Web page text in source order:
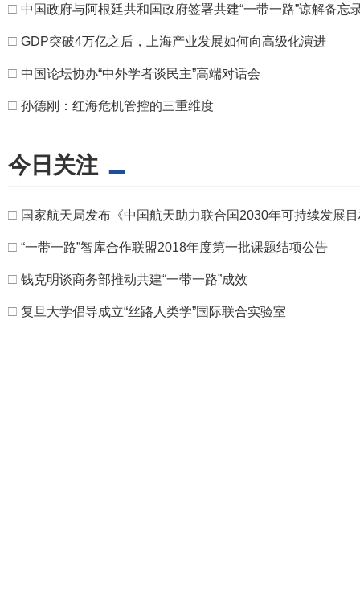
□ 中国政府与阿根廷共和国政府签署共建“一带一路”谅解备忘
□ GDP突破4万亿之后，上海产业发展如何向高级化演进
□ 中国论坛协办“中外学者谈民主”高端对话会
□ 孙德刚：红海危机管控的三重维度
今日关注
□ 国家航天局发布《中国航天助力联合国2030年可持续发展
□ “一带一路”智库合作联盟2018年度第一批课题结项公告
□ 钱克明谈商务部推动共建“一带一路”成效
□ 复旦大学倡导成立“丝路人类学”国际联合实验室